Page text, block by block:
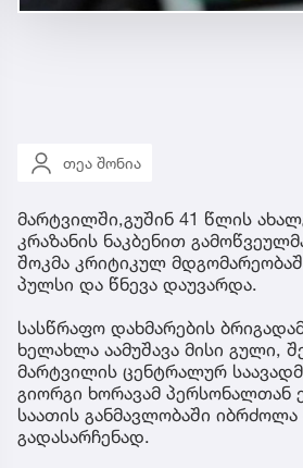
თეა შონია
მარტვილში,გუშინ 41 წლის
კრაზანის ნაკბენით
შოკმა კრიტიკულ
პულსი და წნევა დაუვარდა.
სასწრაფო დახმარების
ხელახლა აამუშავა მისი გული,
მარტვილის ცენტრალურ
გიორგი ხორავამ პერსონალთან
საათის განმავლობაში
გადასარჩენად.